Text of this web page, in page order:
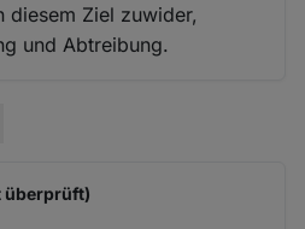
diesem Ziel zuwider,
und Abtreibung.
überprüft)